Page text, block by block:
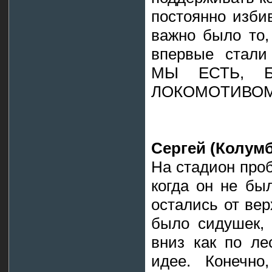
постоянно
важно было
впервые
МЫ ЕСТЬ,
Сергей
На стадион
когда он не
остались от
было сидушек,
вниз как по
идее.